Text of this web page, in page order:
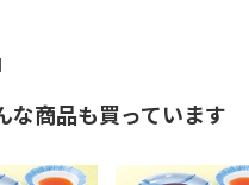
な商品も買っています